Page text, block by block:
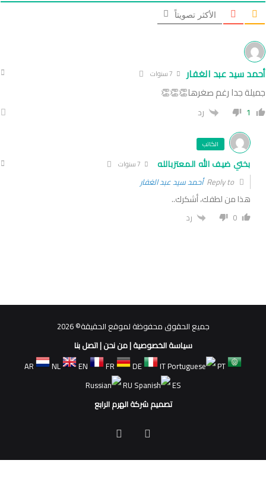
الأكثر تصويتاً
أحمد سيد عبد الغفار
جميلة جدا رغم صغرها👏👏👏
1 رد
الكاتب
بختي ضيف الله المعتزبالله
Reply to أحمد سيد عبد الغفار
هذا من لطفك، أشكرك..
0 رد
جميع الحقوق محفوظة لموقع الحقيقة© 2026
سياسة الخصوصية|من نحن|اتصل بنا
AR
NL EN FR DE IT
PT
RU
ES
تصميم شركة الهرم الرابع
فيسبوك
الموقع